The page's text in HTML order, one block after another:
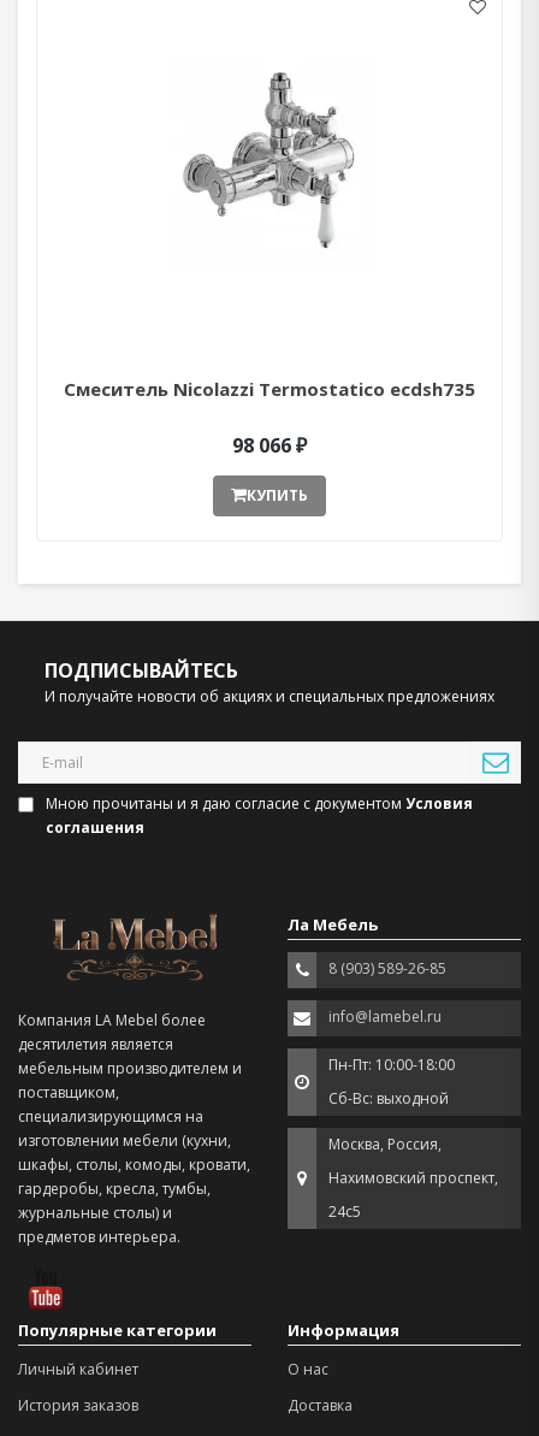
Смеситель Nicolazzi Termostatico ecdsh735
98 066 ₽
КУПИТЬ
ПОДПИСЫВАЙТЕСЬ
И получайте новости об акциях и специальных предложениях
Мною прочитаны и я даю согласие с документом Условия
соглашения
Компания LA Mebel более
десятилетия является
мебельным производителем и
поставщиком,
специализирующимся на
изготовлении мебели (кухни,
шкафы, столы, комоды, кровати,
гардеробы, кресла, тумбы,
журнальные столы) и
предметов интерьера.
Ла Мебель
8 (903) 589-26-85
info@lamebel.ru
Пн-Пт: 10:00-18:00
Сб-Вс: выходной
Москва, Россия,
Нахимовский проспект,
24с5
Популярные категории
Личный кабинет
История заказов
Информация
О нас
Доставка